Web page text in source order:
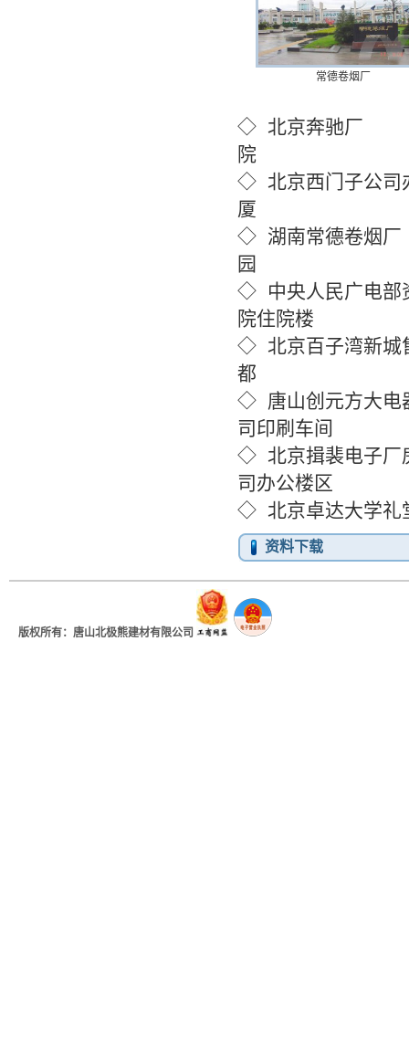
常德卷烟厂
◇ 北京
◇ 北京西门
◇ 湖南常
◇ 中央人民
院住院
◇ 北京百
◇ 唐山创元方大
司印刷车间
◇ 北京揖裴电
司办公楼区
◇ 北京卓达大学礼
资料下载
版权所有：唐山北极熊建材有限公司